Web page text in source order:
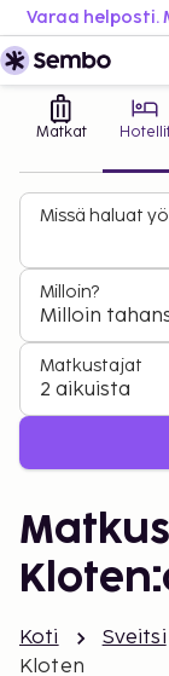
Matkat
Missä haluat
Milloin?
Milloin
Matkustajat
2 aikuista
Koti Sveitsi
Kloten